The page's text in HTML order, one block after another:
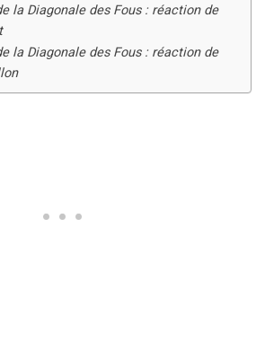
la Diagonale des Fous : réaction de
la Diagonale des Fous : réaction de